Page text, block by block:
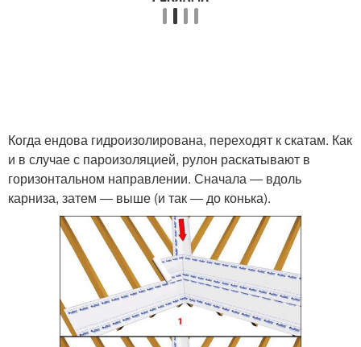
Когда ендова гидроизолирована, переходят к скатам. Как
и в случае с пароизоляцией, рулон раскатывают в
горизонтальном направлении. Сначала ― вдоль
карниза, затем ― выше (и так ― до конька).